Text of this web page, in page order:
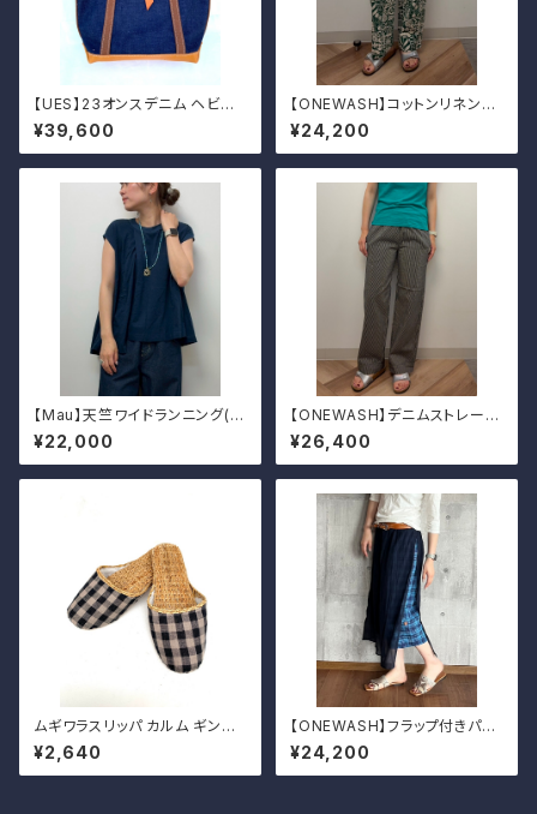
【UES】23オンスデニム ヘビー
トートバッグ M
¥39,600
【ONEWASH】コットンリネンキ
ャンバスストレートパンツ
¥24,200
【Mau】天竺ワイドランニング(イ
ンディゴ）
¥22,000
【ONEWASH】デニムストレート
パンツ
¥26,400
ムギワラスリッパ カルム ギンガ
ム チェック
¥2,640
【ONEWASH】フラップ付きパン
ツ
¥24,200